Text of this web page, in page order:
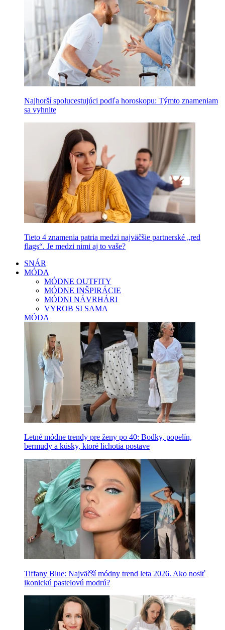
Najhorší spolucestujúci podľa horoskopu: Týmto znameniam
sa vyhnite
Tieto 4 znamenia patria medzi najväčšie partnerské „red
flags“. Je medzi nimi aj to vaše?
SNÁR
MÓDA
MÓDNE OUTFITY
MÓDNE INŠPIRÁCIE
MÓDNI NÁVRHÁRI
VYROB SI SAMA
MÓDA
Letné módne trendy pre ženy po 40: Bodky, popelín,
bermudy a kúsky, ktoré lichotia postave
Tiffany Blue: Najväčší módny trend leta 2026. Ako nosiť
ikonickú pastelovú modrú?